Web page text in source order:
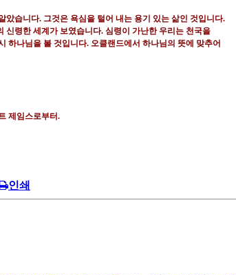
았습니다. 그것은 욕심을 털어 내는 용기 있는 삶인 것입니다.
신령한 세계가 보였습니다. 심령이 가난한 우리는 천국을
하나님을 볼 것입니다. 오클랜드에서 하나님의 뜻에 맞추어
제임스로부터.
인쇄